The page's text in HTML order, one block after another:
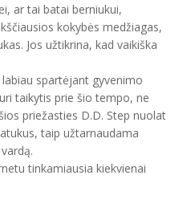
ar tai batai berniukui,
kokybės medžiagas,
Jos užtikrina, kad vaikiška
spartėjant gyvenimo
taikytis prie šio tempo, ne
priežasties D.D. Step nuolat
taip užtarnaudama
tinkamiausia kiekvienai